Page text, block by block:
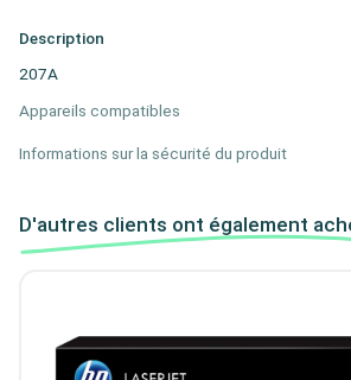
Description
207A
Appareils compatibles
Informations sur la sécurité du produit
D'autres clients ont également